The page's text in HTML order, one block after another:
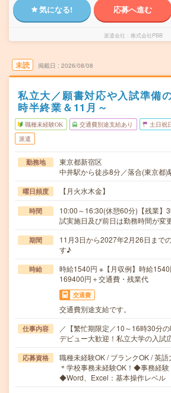
気になる! 応募へ進む
派遣会社 株式会社PBB
未読 掲載日 2026/08/08
私立大／願書対応や入試準備
時半終業＆11月～
職種未経験OK 交通費別途支給あり 土日祝
派遣
勤務地
東京都新宿区
中井駅から徒歩8分／落合(東京都)
曜日頻度 【月火水木金】
時間
10:00～16:30(休憩60分)【残業】
試実施日及び前日は勤務時間が変
期間
11月3日から2027年2月26日まで
す♪
時給
時給1540円 ※【月収例】時給
169400円＋交通費・残業代
交通費
交通費別途支給です。
仕事内容
／【繁忙期限定／10～16時30分
デビュー大歓迎！私立大学の入試
応募資格
職種未経験OK / ブランクOK / 英語
＊学校事務未経験OK！◆事務経験
◆Word、Excel：基本操作レベル